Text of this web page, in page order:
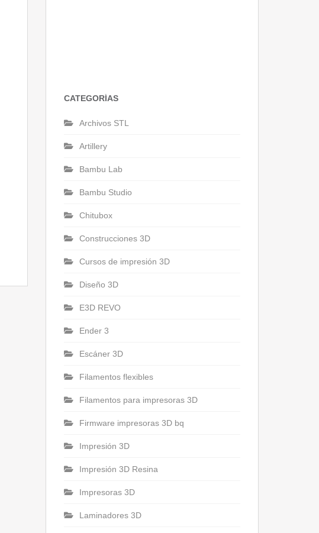
CATEGORÍAS
Archivos STL
Artillery
Bambu Lab
Bambu Studio
Chitubox
Construcciones 3D
Cursos de impresión 3D
Diseño 3D
E3D REVO
Ender 3
Escáner 3D
Filamentos flexibles
Filamentos para impresoras 3D
Firmware impresoras 3D bq
Impresión 3D
Impresión 3D Resina
Impresoras 3D
Laminadores 3D